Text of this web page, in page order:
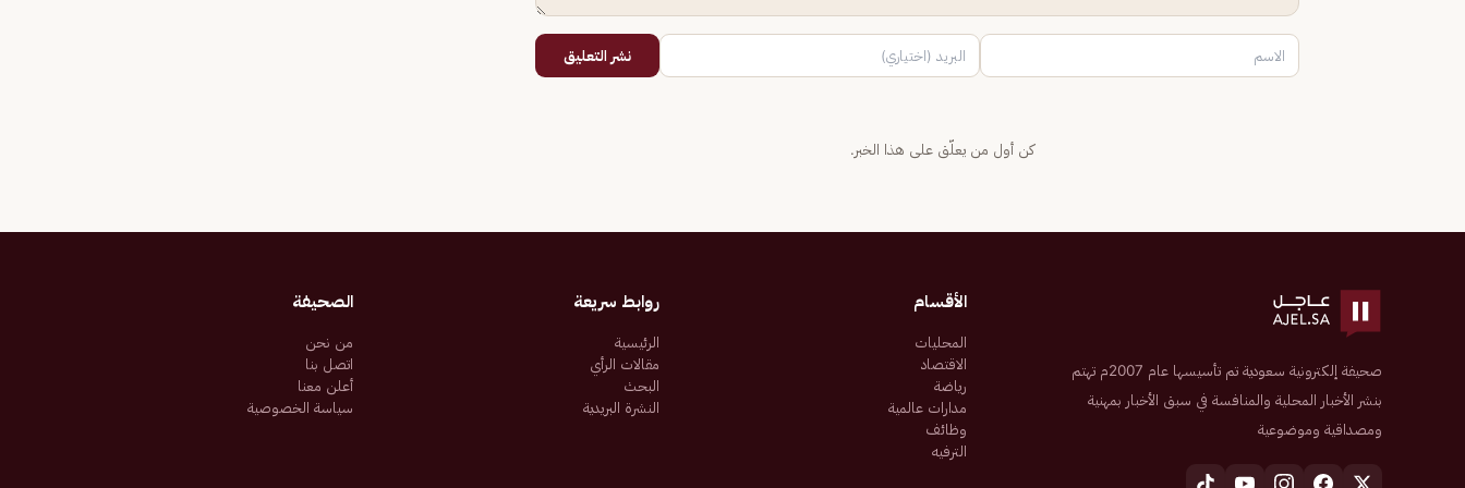
نشر التعليق
كن أول من يعلّق على هذا الخبر.
صحيفة إلكترونية سعودية تم تأسيسها عام 2007م تهتم
بنشر الأخبار المحلية والمنافسة في سبق الأخبار بمهنية
ومصداقية وموضوعية
الأقسام
المحليات
الاقتصاد
رياضة
مدارات عالمية
وظائف
الترفيه
روابط سريعة
الرئيسية
مقالات الرأي
البحث
النشرة البريدية
الصحيفة
من نحن
اتصل بنا
أعلن معنا
سياسة الخصوصية